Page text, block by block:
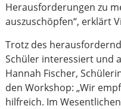
Herausforderungen zu
auszuschöpfen“, erklärt
Trotz des
Schüler interessiert und
Hannah Fischer,
den Workshop: „Wir
hilfreich. Im